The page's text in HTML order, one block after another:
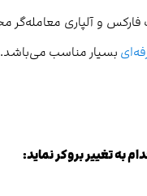
بسیار مناسب می‌باشد.
به تغییر بروکر نماید: